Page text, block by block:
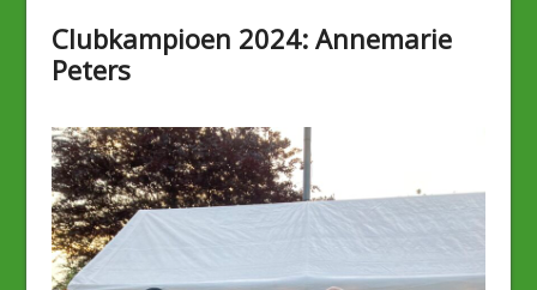
Clubkampioen 2024: Annemarie
Peters